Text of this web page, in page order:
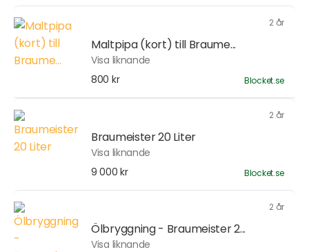
2 år
Maltpipa (kort) till Braume...
Visa liknande
800 kr
Blocket.se
2 år
Braumeister 20 Liter
Visa liknande
9 000 kr
Blocket.se
2 år
Ölbryggning - Braumeister 2...
Visa liknande